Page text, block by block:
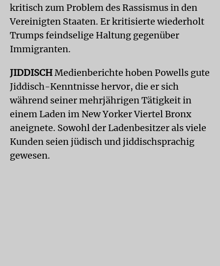
kritisch zum Problem des Rassismus in den
Vereinigten Staaten. Er kritisierte wiederholt
Trumps feindselige Haltung gegenüber
Immigranten.
JIDDISCHMedienberichte hoben Powells gute
Jiddisch-Kenntnisse hervor, die er sich
während seiner mehrjährigen Tätigkeit in
einem Laden im New Yorker Viertel Bronx
aneignete. Sowohl der Ladenbesitzer als viele
Kunden seien jüdisch und jiddischsprachig
gewesen.